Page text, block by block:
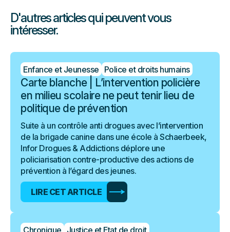
D'autres articles qui peuvent vous
intéresser.
Enfance et Jeunesse Police et droits humains
Carte blanche | L’intervention policière
en milieu scolaire ne peut tenir lieu de
politique de prévention
Suite à un contrôle anti drogues avec l’intervention
de la brigade canine dans une école à Schaerbeek,
Infor Drogues & Addictions déplore une
policiarisation contre-productive des actions de
prévention à l’égard des jeunes.
LIRE CET ARTICLE
Chronique Justice et Etat de droit